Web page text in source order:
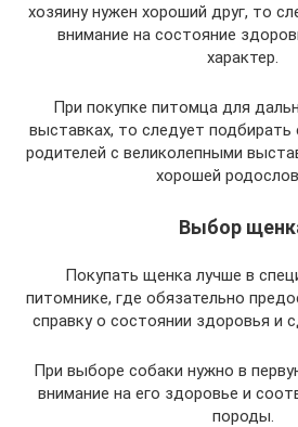
хозяину нужен хороший друг, то
внимание на состояние
характер.
При покупке питомца для
выставках, то следует подбирать
родителей с великолепными
хорошей
Выбор
Покупать щенка лучше в
питомнике, где обязательно
справку о состоянии здоровья и
При выборе собаки нужно в
внимание на его здоровье и
породы.